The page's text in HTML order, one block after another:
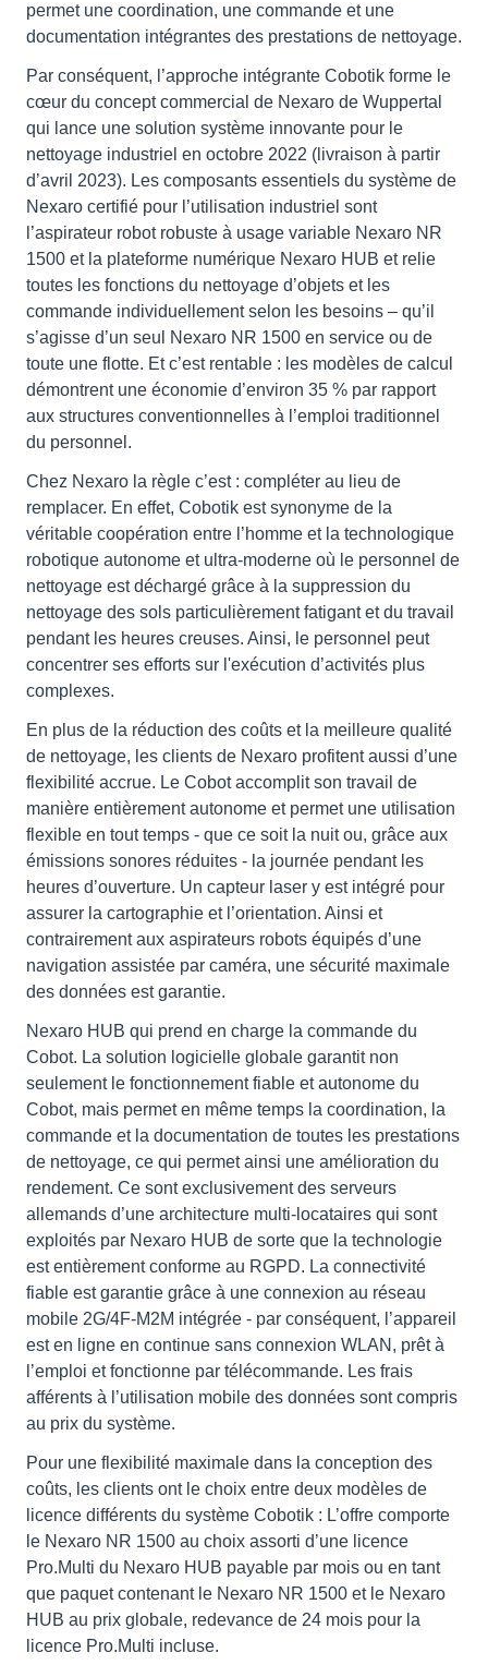
permet une coordination, une commande et une
documentation intégrantes des prestations de nettoyage.
Par conséquent, l’approche intégrante Cobotik forme le
cœur du concept commercial de Nexaro de Wuppertal
qui lance une solution système innovante pour le
nettoyage industriel en octobre 2022 (livraison à partir
d’avril 2023). Les composants essentiels du système de
Nexaro certifié pour l’utilisation industriel sont
l’aspirateur robot robuste à usage variable Nexaro NR
1500 et la plateforme numérique Nexaro HUB et relie
toutes les fonctions du nettoyage d’objets et les
commande individuellement selon les besoins – qu’il
s’agisse d’un seul Nexaro NR 1500 en service ou de
toute une flotte. Et c’est rentable : les modèles de calcul
démontrent une économie d’environ 35 % par rapport
aux structures conventionnelles à l’emploi traditionnel
du personnel.
Chez Nexaro la règle c’est : compléter au lieu de
remplacer. En effet, Cobotik est synonyme de la
véritable coopération entre l’homme et la technologique
robotique autonome et ultra-moderne où le personnel de
nettoyage est déchargé grâce à la suppression du
nettoyage des sols particulièrement fatigant et du travail
pendant les heures creuses. Ainsi, le personnel peut
concentrer ses efforts sur l'exécution d’activités plus
complexes.
En plus de la réduction des coûts et la meilleure qualité
de nettoyage, les clients de Nexaro profitent aussi d’une
flexibilité accrue. Le Cobot accomplit son travail de
manière entièrement autonome et permet une utilisation
flexible en tout temps - que ce soit la nuit ou, grâce aux
émissions sonores réduites - la journée pendant les
heures d’ouverture. Un capteur laser y est intégré pour
assurer la cartographie et l’orientation. Ainsi et
contrairement aux aspirateurs robots équipés d’une
navigation assistée par caméra, une sécurité maximale
des données est garantie.
Nexaro HUB qui prend en charge la commande du
Cobot. La solution logicielle globale garantit non
seulement le fonctionnement fiable et autonome du
Cobot, mais permet en même temps la coordination, la
commande et la documentation de toutes les prestations
de nettoyage, ce qui permet ainsi une amélioration du
rendement. Ce sont exclusivement des serveurs
allemands d’une architecture multi-locataires qui sont
exploités par Nexaro HUB de sorte que la technologie
est entièrement conforme au RGPD. La connectivité
fiable est garantie grâce à une connexion au réseau
mobile 2G/4F-M2M intégrée - par conséquent, l’appareil
est en ligne en continue sans connexion WLAN, prêt à
l’emploi et fonctionne par télécommande. Les frais
afférents à l’utilisation mobile des données sont compris
au prix du système.
Pour une flexibilité maximale dans la conception des
coûts, les clients ont le choix entre deux modèles de
licence différents du système Cobotik : L’offre comporte
le Nexaro NR 1500 au choix assorti d’une licence
Pro.Multi du Nexaro HUB payable par mois ou en tant
que paquet contenant le Nexaro NR 1500 et le Nexaro
HUB au prix globale, redevance de 24 mois pour la
licence Pro.Multi incluse.